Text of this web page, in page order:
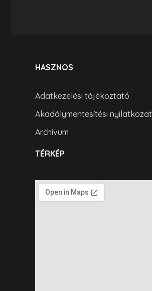
HASZNOS
Adatkezelési tájékoztató
Akadálymentesítési nyilatkozat
Archívum
TÉRKÉP